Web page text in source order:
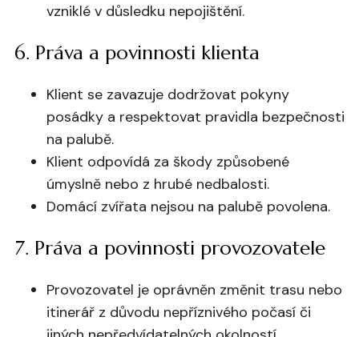
vzniklé v důsledku nepojištění.
6. Práva a povinnosti klienta
Klient se zavazuje dodržovat pokyny
posádky a respektovat pravidla bezpečnosti
na palubě.
Klient odpovídá za škody způsobené
úmyslně nebo z hrubé nedbalosti.
Domácí zvířata nejsou na palubě povolena.
7. Práva a povinnosti provozovatele
Provozovatel je oprávněn změnit trasu nebo
itinerář z důvodu nepříznivého počasí či